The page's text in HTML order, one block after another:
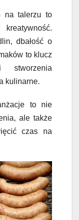
na talerzu to
dbałość o
to klucz
kulinarne.
to nie
ale także
czas na